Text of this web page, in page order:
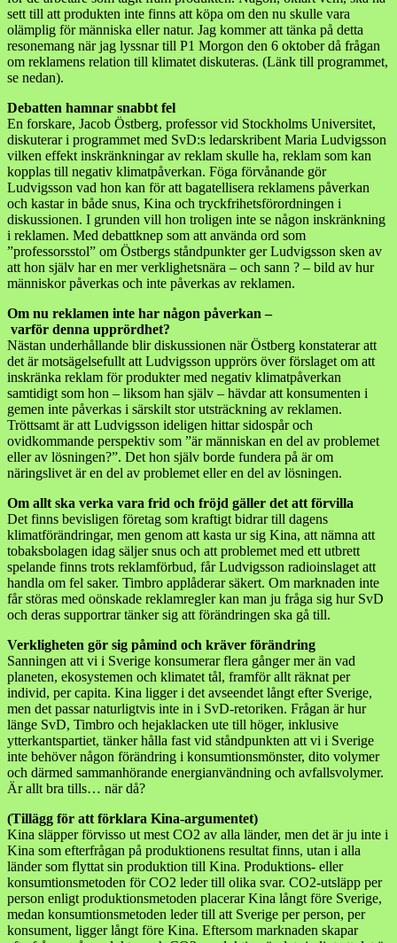
sett till att produkten inte finns att köpa om den nu skulle vara
olämplig för människa eller natur. Jag kommer att tänka på detta
resonemang när jag lyssnar till P1 Morgon den 6 oktober då frågan
om reklamens relation till klimatet diskuteras. (Länk till programmet,
se nedan).
Debatten hamnar snabbt fel
En forskare, Jacob Östberg, professor vid Stockholms Universitet,
diskuterar i programmet med SvD:s ledarskribent Maria Ludvigsson
vilken effekt inskränkningar av reklam skulle ha, reklam som kan
kopplas till negativ klimatpåverkan. Föga förvånande gör
Ludvigsson vad hon kan för att bagatellisera reklamens påverkan
och kastar in både snus, Kina och tryckfrihetsförordningen i
diskussionen. I grunden vill hon troligen inte se någon inskränkning
i reklamen. Med debattknep som att använda ord som
”professorsstol” om Östbergs ståndpunkter ger Ludvigsson sken av
att hon själv har en mer verklighetsnära – och sann ? – bild av hur
människor påverkas och inte påverkas av reklamen.
Om nu reklamen inte har någon påverkan –
varför denna upprördhet?
Nästan underhållande blir diskussionen när Östberg konstaterar att
det är motsägelsefullt att Ludvigsson upprörs över förslaget om att
inskränka reklam för produkter med negativ klimatpåverkan
samtidigt som hon – liksom han själv – hävdar att konsumenten i
gemen inte påverkas i särskilt stor utsträckning av reklamen.
Tröttsamt är att Ludvigsson ideligen hittar sidospår och
ovidkommande perspektiv som ”är människan en del av problemet
eller av lösningen?”. Det hon själv borde fundera på är om
näringslivet är en del av problemet eller en del av lösningen.
Om allt ska verka vara frid och fröjd gäller det att förvilla
Det finns bevisligen företag som kraftigt bidrar till dagens
klimatförändringar, men genom att kasta ur sig Kina, att nämna att
tobaksbolagen idag säljer snus och att problemet med ett utbrett
spelande finns trots reklamförbud, får Ludvigsson radioinslaget att
handla om fel saker. Timbro applåderar säkert. Om marknaden inte
får störas med oönskade reklamregler kan man ju fråga sig hur SvD
och deras supportrar tänker sig att förändringen ska gå till.
Verkligheten gör sig påmind och kräver förändring
Sanningen att vi i Sverige konsumerar flera gånger mer än vad
planeten, ekosystemen och klimatet tål, framför allt räknat per
individ, per capita. Kina ligger i det avseendet långt efter Sverige,
men det passar naturligtvis inte in i SvD-retoriken. Frågan är hur
länge SvD, Timbro och hejaklacken ute till höger, inklusive
ytterkantspartiet, tänker hålla fast vid ståndpunkten att vi i Sverige
inte behöver någon förändring i konsumtionsmönster, dito volymer
och därmed sammanhörande energianvändning och avfallsvolymer.
Är allt bra tills… när då?
(Tillägg för att förklara Kina-argumentet)
Kina släpper förvisso ut mest CO2 av alla länder, men det är ju inte i
Kina som efterfrågan på produktionens resultat finns, utan i alla
länder som flyttat sin produktion till Kina. Produktions- eller
konsumtionsmetoden för CO2 leder till olika svar. CO2-utsläpp per
person enligt produktionsmetoden placerar Kina långt före Sverige,
medan konsumtionsmetoden leder till att Sverige per person, per
konsument, ligger långt före Kina. Eftersom marknaden skapar